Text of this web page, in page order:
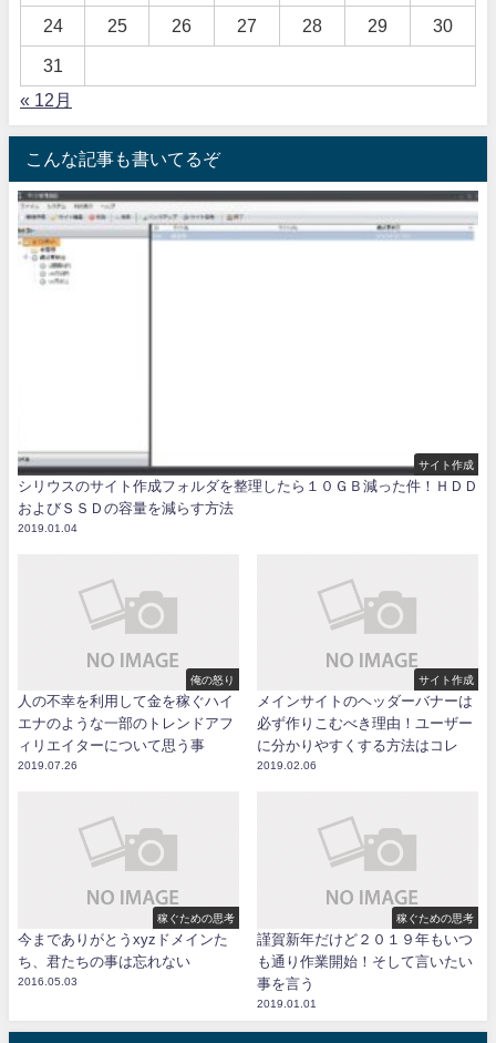
24 25 26 27 28 29 30
31
« 12月
こんな記事も書いてるぞ
サイト作成
シリウスのサイト作成フォルダを整理したら１０ＧＢ減った件！ＨＤＤ
およびＳＳＤの容量を減らす方法
2019.01.04
俺の怒り
人の不幸を利用して金を稼ぐハイ
エナのような一部のトレンドアフ
ィリエイターについて思う事
2019.07.26
サイト作成
メインサイトのヘッダーバナーは
必ず作りこむべき理由！ユーザー
に分かりやすくする方法はコレ
2019.02.06
稼ぐための思考
今までありがとうxyzドメインた
ち、君たちの事は忘れない
2016.05.03
稼ぐための思考
謹賀新年だけど２０１９年もいつ
も通り作業開始！そして言いたい
事を言う
2019.01.01